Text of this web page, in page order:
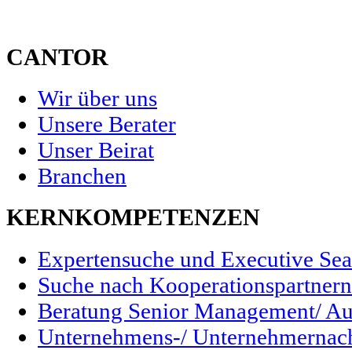
CANTOR
Wir über uns
Unsere Berater
Unser Beirat
Branchen
KERNKOMPETENZEN
Expertensuche und Executive
Suche nach
Beratung Senior Management/
Unternehmens-/